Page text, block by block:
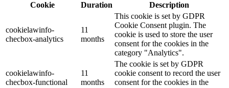
Cookie
Duration Description
cookielawinfo-
checbox-analytics
11
months
This cookie is set by GDPR
Cookie Consent plugin. The
cookie is used to store the user
consent for the cookies in the
category "Analytics".
cookielawinfo-
checbox-functional
11
months
The cookie is set by GDPR
cookie consent to record the user
consent for the cookies in the